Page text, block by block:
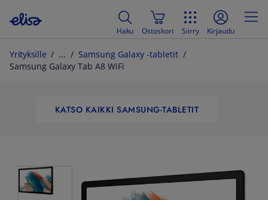
Haku Ostoskori Siirry Kirjaudu
Yrityksille
Samsung Galaxy -tabletit
Samsung Galaxy Tab A8 WiFi
KATSO KAIKKI SAMSUNG-TABLETIT